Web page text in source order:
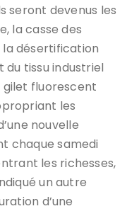
seront devenus les
la casse des
désertification
tissu industriel
gilet fluorescent
les
nouvelle
chaque samedi
les richesses,
un autre
d’une